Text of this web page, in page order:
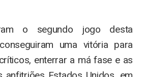
o segundo jogo desta
uma vitória para
enterrar a má fase e as